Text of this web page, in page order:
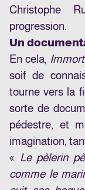
Christophe
progression.
Un
En cela,
soif de
tourne vers la
sorte de
pédestre, et
imagination,
« Le pèlerin
comme le